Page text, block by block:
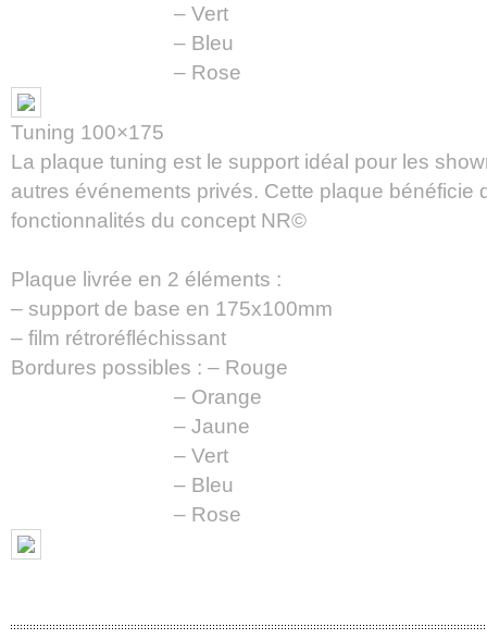
– Vert
– Bleu
– Rose
Tuning 100×175
La plaque tuning est le support idéal pour les
autres événements privés. Cette plaque bénéficie
fonctionnalités du concept NR©
Plaque livrée en 2 éléments :
– support de base en 175x100mm
– film rétroréfléchissant
Bordures possibles : – Rouge
– Orange
– Jaune
– Vert
– Bleu
– Rose